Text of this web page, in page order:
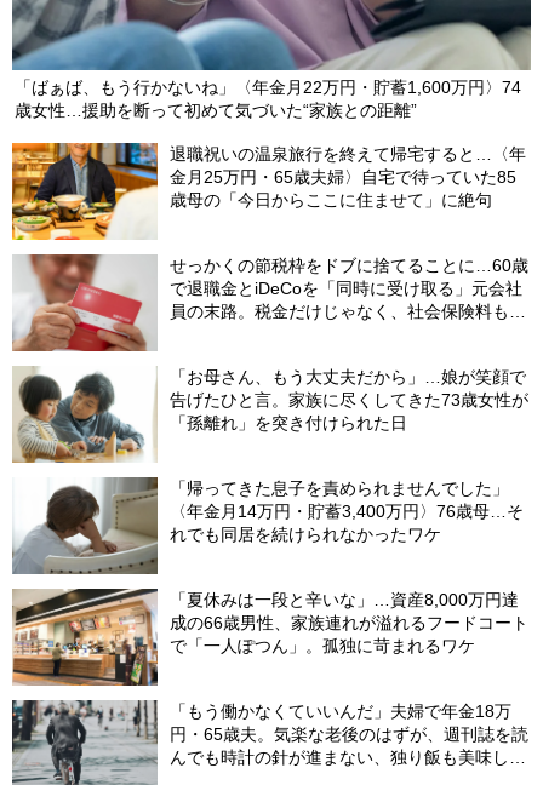
「ばぁば、もう行かないね」〈年金月22万円・貯蓄1,600万円〉74
歳女性…援助を断って初めて気づいた“家族との距離”
退職祝いの温泉旅行を終えて帰宅すると…〈年
金月25万円・65歳夫婦〉自宅で待っていた85
歳母の「今日からここに住ませて」に絶句
せっかくの節税枠をドブに捨てることに…60歳
で退職金とiDeCoを「同時に受け取る」元会社
員の末路。税金だけじゃなく、社会保険料も上
「お母さん、もう大丈夫だから」…娘が笑顔で
告げたひと言。家族に尽くしてきた73歳女性が
「孫離れ」を突き付けられた日
「帰ってきた息子を責められませんでした」
〈年金月14万円・貯蓄3,400万円〉76歳母…そ
れでも同居を続けられなかったワケ
「夏休みは一段と辛いな」…資産8,000万円達
成の66歳男性、家族連れが溢れるフードコート
で「一人ぽつん」。孤独に苛まれるワケ
「もう働かなくていいんだ」夫婦で年金18万
円・65歳夫。気楽な老後のはずが、週刊誌を読
んでも時計の針が進まない、独り飯も美味しく